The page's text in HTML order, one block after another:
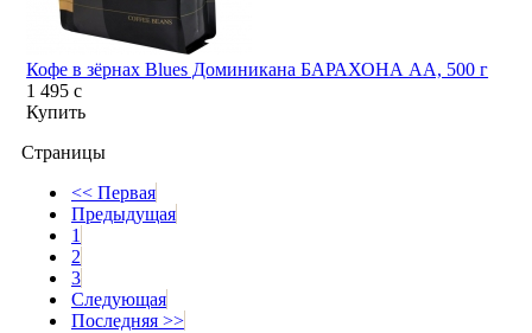
Кофе в зёрнах Blues Доминикана БАРАХОНА АА, 500 г
1 495c
Купить
Страницы
<< Первая
Предыдущая
1
2
3
Следующая
Последняя >>